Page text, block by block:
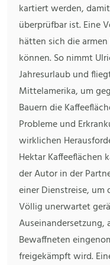
kartiert werden,
überprüfbar ist. Eine
hätten sich die
können. So nimmt
Jahresurlaub und
Mittelamerika, um
Bauern die
Probleme und
wirklichen
Hektar Kaffeeflächen
der Autor in der
einer Dienstreise, um
Völlig unerwartet
Auseinandersetzung,
Bewaffneten
freigekämpft wird.